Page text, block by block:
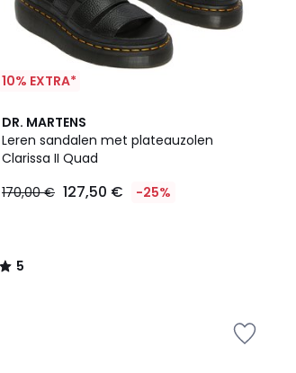
10% EXTRA*
DR. MARTENS
Leren sandalen met plateauzolen
Clarissa II Quad
170,00 € 127,50 € -25%
5
/
5
5
/